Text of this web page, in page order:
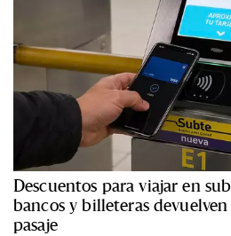
Descuentos para viajar en
bancos y billeteras
pasaje